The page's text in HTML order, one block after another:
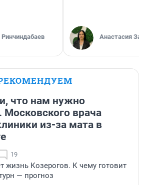
Анастасия
что нам нужно
Московского врача
из-за мата в
19
жизнь Козерогов. К чему готовит
— прогноз